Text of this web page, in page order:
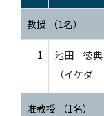
教授 （1名）
1
池田 徳典
（イケダ
准教授 （1名）